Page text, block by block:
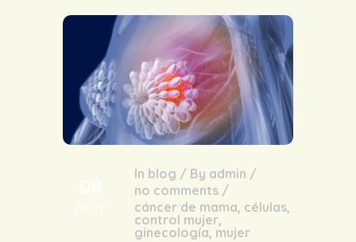
In blog / By admin /
no comments /
cáncer de mama, células,
control mujer,
ginecología, mujer